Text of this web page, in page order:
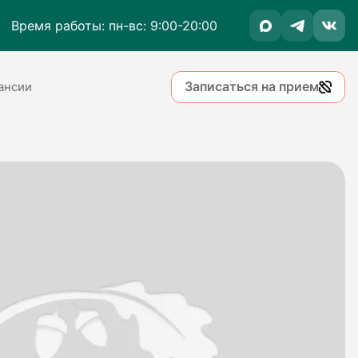
Время работы: пн-вс: 9:00-20:00
Записаться на прием